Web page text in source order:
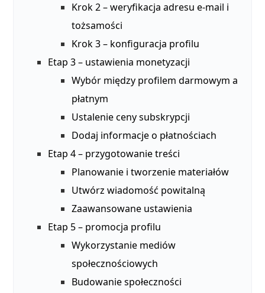
Krok 2 – weryfikacja adresu e-mail i
tożsamości
Krok 3 – konfiguracja profilu
Etap 3 – ustawienia monetyzacji
Wybór między profilem darmowym a
płatnym
Ustalenie ceny subskrypcji
Dodaj informacje o płatnościach
Etap 4 – przygotowanie treści
Planowanie i tworzenie materiałów
Utwórz wiadomość powitalną
Zaawansowane ustawienia
Etap 5 – promocja profilu
Wykorzystanie mediów
społecznościowych
Budowanie społeczności